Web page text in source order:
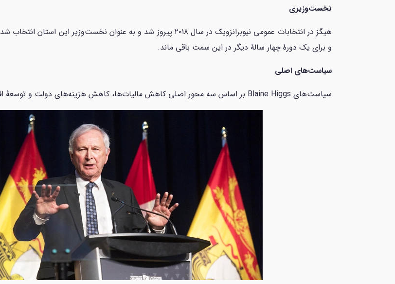
نخست‌وزیری
و برای یک دورهٔ چهار سالهٔ دیگر در این سمت باقی ماند.
سیاست‌های اصلی
سیاست‌های Blaine Higgs بر اساس سه محور اصلی کاهش مالیات‌ها، کاهش هزینه‌های دولت و توسعهٔ اقتصادی است.